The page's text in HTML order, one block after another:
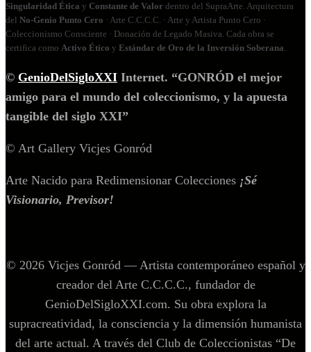
Singularidad Ética y Constante de Valor dentro del SupraArte. Arquitectura
del No‑Genio Punto Cero · Arte C.C.C.C. · Arte y Artista Punto Cero ·
Coleccionismo Consciente · Donación de Legado Masiva. Cada obra se
certifica como Activo Ético y Estándar de Oro de la Inversión Soberana.
© GenioDelSigloXXI Internet. “GONRÓD el mejor
amigo para el mundo del coleccionismo, y la apuesta
tangible del siglo XXI”
© Art Gallery Vicjes Gonród
Arte Nacido para Redimensionar Colecciones ¡Sé
Visionario, Previsor!
© 2026 Vicjes Gonród — Artista contemporáneo español y
creador del Arte C.C.C.C., fundador de
GenioDelSigloXXI.com. Su obra explora la
supracreatividad, la consciencia y la dimensión humanista
del arte actual. A través del Club de Coleccionistas “De